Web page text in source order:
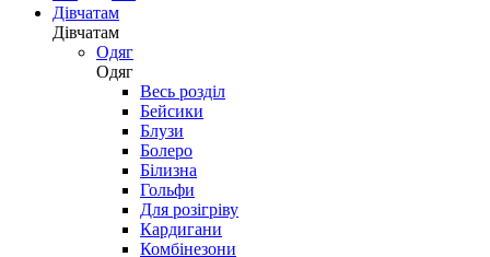
Дівчатам
Дівчатам
Одяг
Одяг
Весь розділ
Бейсики
Блузи
Болеро
Білизна
Гольфи
Для розігріву
Кардигани
Комбінезони